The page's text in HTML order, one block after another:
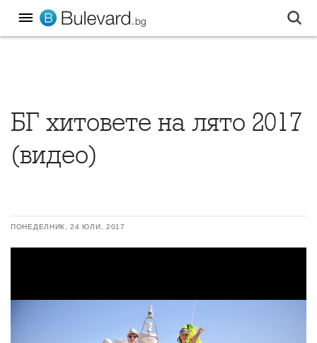
БГ хитовете на лято 2017
(видео)
ПОНЕДЕЛНИК, 24 ЮЛИ, 2017